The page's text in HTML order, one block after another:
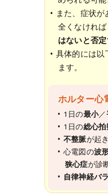
また、症状
全くなければ
はないと否
具体的には以
ます。
ホルター心
1日の最小／
1日の総心
不整脈が起
心電図の波
狭心症が診
自律神経バ